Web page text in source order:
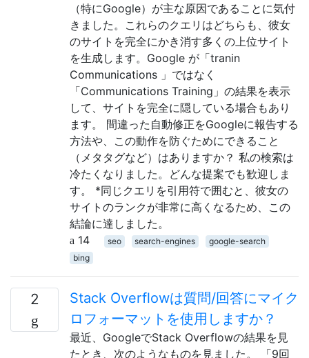
（特にGoogle）が主な原因であることに気付
きました。これらのクエリはどちらも、彼女
のサイトを完全にかき消す多くの上位サイト
を生成します。Google が「tranin
Communications 」ではなく
「Communications Training」の結果を表示
して、サイトを完全に隠している場合もあり
ます。 間違った自動修正をGoogleに報告する
方法や、この動作を防ぐためにできること
（メタタグなど）はありますか？ 私の検索は
冷たくなりました。どんな提案でも歓迎しま
す。 *同じクエリを引用符で囲むと、彼女の
サイトのランクが非常に高くなるため、この
結論に達しました。
14
seo search-engines
google-search
bing
2
Stack Overflowは質問/回答にマイク
ロフォーマットを使用しますか？
最近、GoogleでStack Overflowの結果を見
たとき、次のようなものを見ました。 「9回